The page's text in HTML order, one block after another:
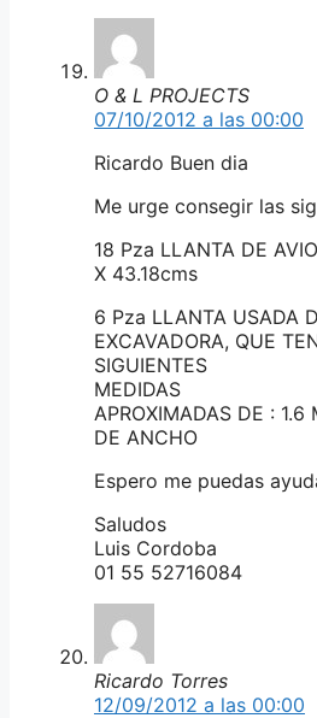
O & L PROJECTS
07/10/2012 a las 00:00
Ricardo Buen dia
Me urge consegir las
18 Pza LLANTA DE
X 43.18cms
6 Pza LLANTA USADA
EXCAVADORA, QUE
SIGUIENTES
MEDIDAS
APROXIMADAS DE :
DE ANCHO
Espero me puedas
Saludos
Luis Cordoba
01 55 52716084
Ricardo Torres
12/09/2012 a las 00:00